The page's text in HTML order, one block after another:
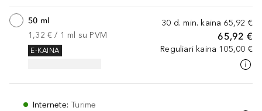
30 d. min. kaina 65,92 €
65,92 €
Reguliari kaina 105,00 €
50 ml
1,32 € / 1 ml su PVM
E-KAINA
Internete:Turime